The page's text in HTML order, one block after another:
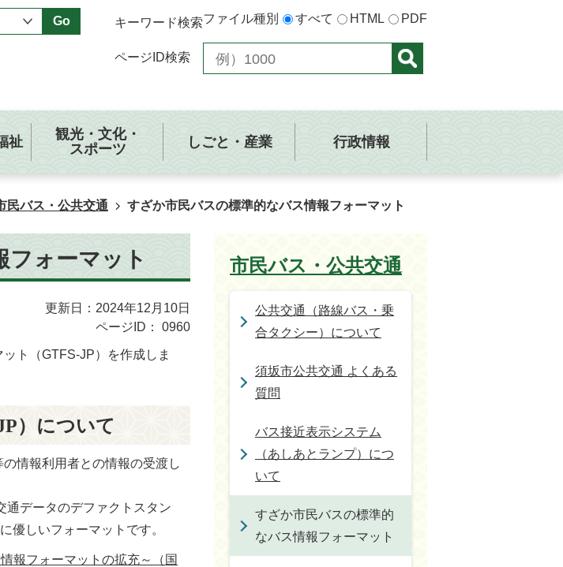
Go キーワード検索ファイル種別 すべて HTML PDF
ページID検索
祉
観光・文化・
スポーツ
しごと・産業 行政情報
民バス・公共交通 すざか市民バスの標準的なバス情報フォーマット
フォーマット
更新日：2024年12月10日
ページID：
0960
ト（GTFS-JP）を作成しま
）について
情報利用者との情報の受渡し
通データのデファクトスタン
優しいフォーマットです。
報フォーマットの拡充～（国
市民バス・公共交通
公共交通（路線バス・乗
合タクシー）について
須坂市公共交通 よくある
質問
バス接近表示システム
（あしあとランプ）につ
いて
すざか市民バスの標準的
なバス情報フォーマット